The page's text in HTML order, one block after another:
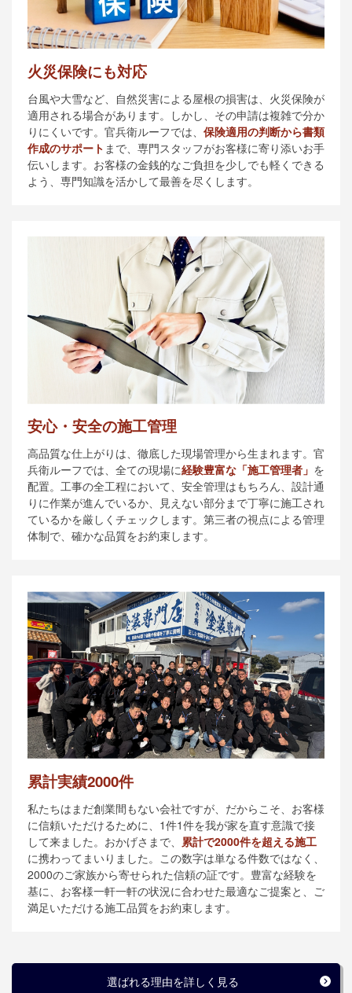
火災保険にも対応
台風や大雪など、自然災害による屋根の損害は、火災保険が
適用される場合があります。しかし、その申請は複雑で分か
りにくいです。官兵衛ルーフでは、 保険適用の判断から書類
作成のサポート まで、専門スタッフがお客様に寄り添いお手
伝いします。お客様の金銭的なご負担を少しでも軽くできる
よう、専門知識を活かして最善を尽くします。
安心・安全の施工管理
高品質な仕上がりは、徹底した現場管理から生まれます。官
兵衛ルーフでは、全ての現場に経験豊富な「施工管理者」 を
配置。工事の全工程において、安全管理はもちろん、設計通
りに作業が進んでいるか、見えない部分まで丁寧に施工され
ているかを厳しくチェックします。第三者の視点による管理
体制で、確かな品質をお約束します。
累計実績2000件
私たちはまだ創業間もない会社ですが、だからこそ、お客様
に信頼いただけるために、1件1件を我が家を直す意識で接
して来ました。おかげさまで、 累計で2000件を超える施工
に携わってまいりました。この数字は単なる件数ではなく、
2000のご家族から寄せられた信頼の証です。豊富な経験を
基に、お客様一軒一軒の状況に合わせた最適なご提案と、ご
満足いただける施工品質をお約束します。
選ばれる理由を詳しく見る